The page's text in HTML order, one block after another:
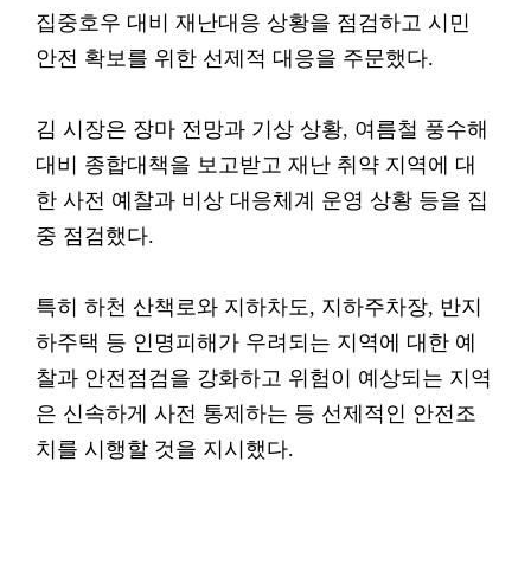
집중호우 대비 재난대응 상황을 점검하고 시민
안전 확보를 위한 선제적 대응을 주문했다.
김 시장은 장마 전망과 기상 상황, 여름철 풍수해
대비 종합대책을 보고받고 재난 취약 지역에 대
한 사전 예찰과 비상 대응체계 운영 상황 등을 집
중 점검했다.
특히 하천 산책로와 지하차도, 지하주차장, 반지
하주택 등 인명피해가 우려되는 지역에 대한 예
찰과 안전점검을 강화하고 위험이 예상되는 지역
은 신속하게 사전 통제하는 등 선제적인 안전조
치를 시행할 것을 지시했다.